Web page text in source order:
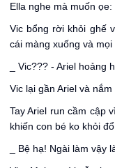
Ella nghe mà muốn
Vic bổng rời khỏi ghế
cái màng xuống và
_ Vic??? - Ariel hoảng
Vic lại gần Ariel và
Tay Ariel run cầm cập
khiến con bé ko khỏi
_ Bệ hạ! Ngài làm vậy